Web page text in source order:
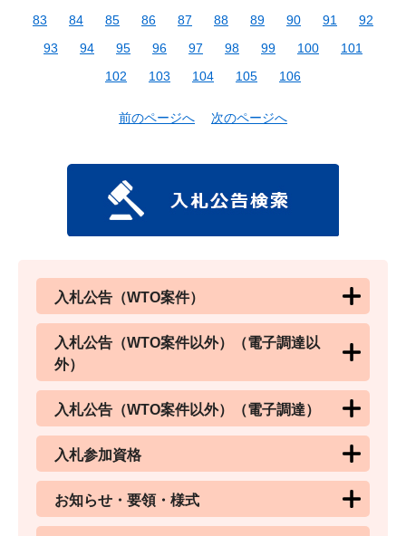
83
84 85 86 87 88 89 90 91
92
93
94 95 96 97 98 99 100
101
102
103 104 105 106
前のページへ 次のページへ
入札公告（WTO案件）
入札公告（WTO案件以外）（電子調達以
外）
入札公告（WTO案件以外）（電子調達）
入札参加資格
お知らせ・要領・様式